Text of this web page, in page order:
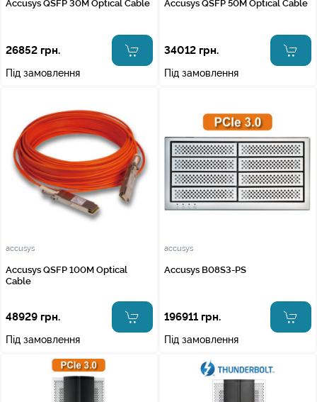
Accusys QSFP 30M Optical Cable
26852 грн.
Під замовлення
Accusys QSFP 50M Optical Cable
34012 грн.
Під замовлення
accusys
Accusys QSFP 100M Optical
Cable
48929 грн.
Під замовлення
accusys
Accusys B08S3-PS
196911 грн.
Під замовлення